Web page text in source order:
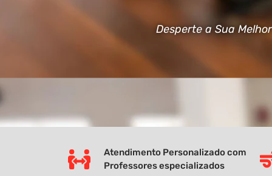
Desperte a Sua
Atendimento Personalizado com
Professores especializados